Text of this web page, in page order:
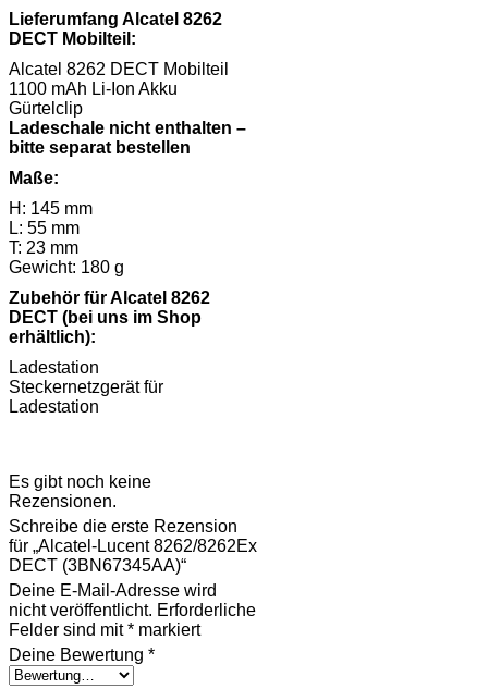
Lieferumfang Alcatel 8262
DECT Mobilteil:
Alcatel 8262 DECT Mobilteil
1100 mAh Li-Ion Akku
Gürtelclip
Ladeschale nicht enthalten –
bitte separat bestellen
Maße:
H: 145 mm
L: 55 mm
T: 23 mm
Gewicht: 180 g
Zubehör für Alcatel 8262
DECT (bei uns im Shop
erhältlich):
Ladestation
Steckernetzgerät für
Ladestation
Es gibt noch keine
Rezensionen.
Schreibe die erste Rezension
für „Alcatel-Lucent 8262/8262Ex
DECT (3BN67345AA)“
Deine E-Mail-Adresse wird
nicht veröffentlicht. Erforderliche
Felder sind mit* markiert
Deine Bewertung *